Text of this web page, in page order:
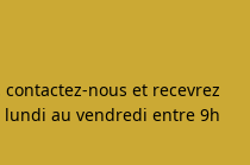
nous et recevrez
au vendredi entre 9h